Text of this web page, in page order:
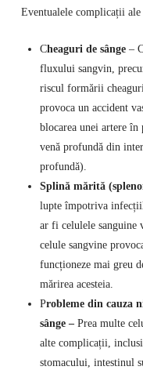
Eventualele complicații
Cheaguri de sânge–
fluxului sangvin,
riscul formării
provoca un accident
blocarea unei artere
venă profundă din
profundă).
Splină mărită
lupte împotriva
ar fi celulele sanguine
celule sangvine
funcționeze mai greu
mărirea acesteia.
Probleme din cauza
sânge – Prea multe
alte complicații,
stomacului, intestinul